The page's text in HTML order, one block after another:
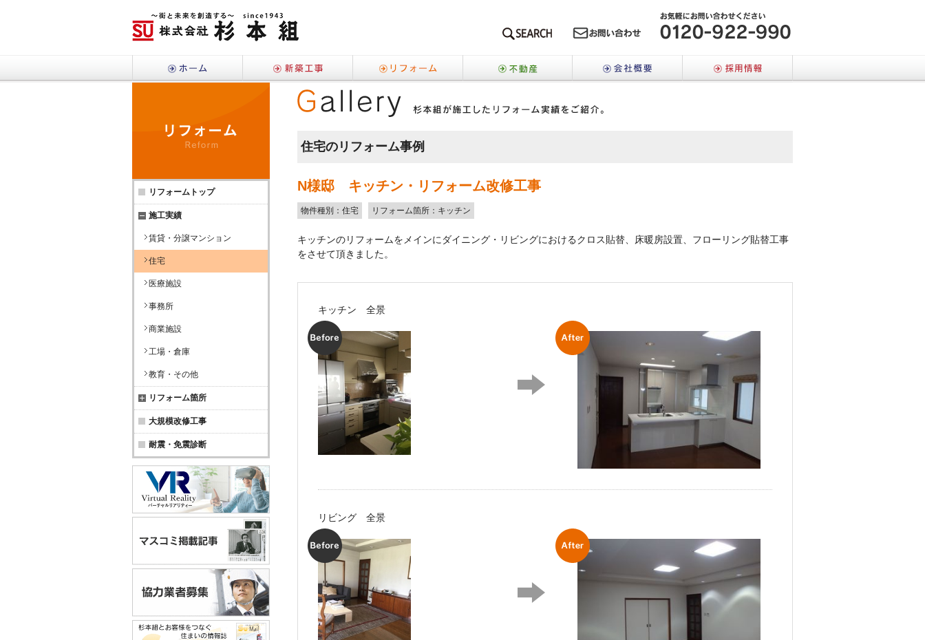
SEARCH メールでのお問い合わせはこちら
新築工事 リフォーム 会社概要
住宅のリフォーム事例
N様邸 キッチン・リフォーム改修工事
物件種別：住宅 リフォーム箇所：キッチン
キッチンのリフォームをメインにダイニング・リビングにおけるクロス貼替、床暖房設置、フローリング貼替工事
をさせて頂きました。
キッチン 全景
リビング 全景
リフォーム
リフォームトップ
施工実績
賃貸・分譲マンション
住宅
医療施設
事務所
商業施設
工場・倉庫
教育・その他
リフォーム箇所
大規模改修工事
耐震・免震診断